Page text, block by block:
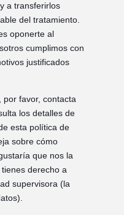
a transferirlos
del tratamiento.
oponerte al
cumplimos con
justificados
por favor, contacta
los detalles de
esta política de
sobre cómo
que nos la
derecho a
supervisora (la